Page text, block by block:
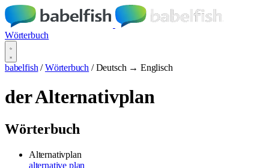
Wörterbuch
babelfish / Wörterbuch / Deutsch → Englisch
der Alternativplan
Wörterbuch
Alternativplan
alternative plan